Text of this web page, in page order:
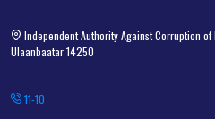
Independent Authority Against Corruption
Ulaanbaatar 14250
11-10